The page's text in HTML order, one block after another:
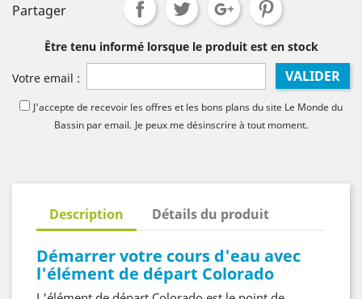
Partager
Être tenu informé lorsque le produit est en stock
Votre email : VALIDER
J'accepte de recevoir les offres et les bons plans du site Le Monde du
Bassin par email. Je peux me désinscrire à tout moment.
Description Détails du produit
Démarrer votre cours d'eau avec
l'élément de départ Colorado